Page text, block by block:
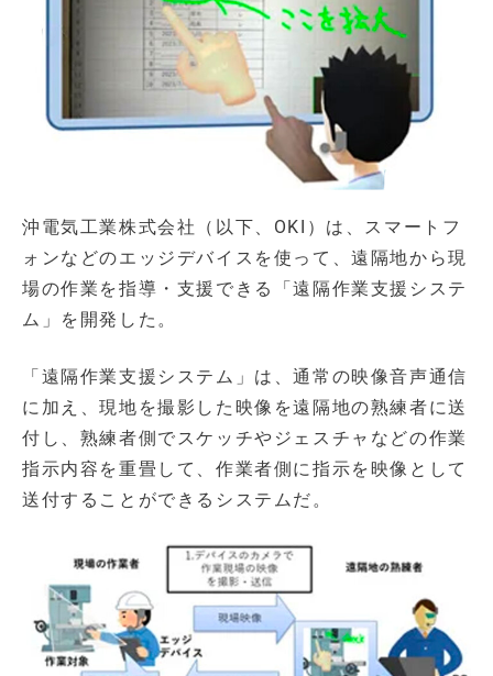
沖電気工業株式会社（以下、OKI）は、スマートフ
ォンなどのエッジデバイスを使って、遠隔地から現
場の作業を指導・支援できる「遠隔作業支援システ
ム」を開発した。
「遠隔作業支援システム」は、通常の映像音声通信
に加え、現地を撮影した映像を遠隔地の熟練者に送
付し、熟練者側でスケッチやジェスチャなどの作業
指示内容を重畳して、作業者側に指示を映像として
送付することができるシステムだ。